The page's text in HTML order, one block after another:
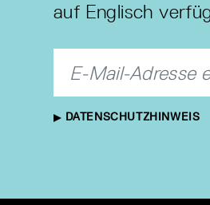
auf Englisch
DATENSCHUTZHINWEIS